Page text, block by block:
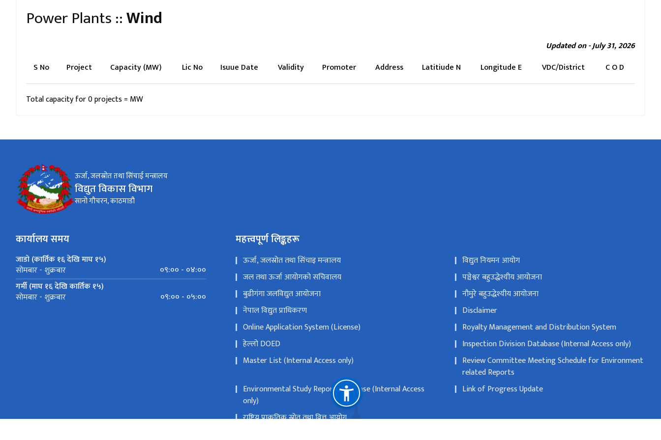
Power Plants ::Wind
Updated on - July 31, 2026
S No
Project Capacity (MW) Lic No Isuue Date Validity Promoter Address Latitiude N Longitude E VDC/District C O D
Total capacity for 0 projects = MW
ऊर्जा, जलस्रोत तथा सिंचाई मन्त्रालय
विद्युत विकास विभाग
सानो गौचरन, काठमाडौ
कार्यालय समय
जाडो (कार्तिक १६ देखि माघ १५)
सोमबार - शुक्रबार
०९:०० - ०४:००
गर्मी (माघ १६ देखि कार्तिक १५)
सोमबार - शुक्रबार ०९:०० - ०५:००
महत्त्वपूर्ण लिङ्कहरू
ऊर्जा, जलस्रोत तथा सिंचाइ मन्त्रालय
विद्युत नियमन आयोग
जल तथा ऊर्जा आयोगको सचिवालय
पञ्चेश्वर बहुउद्धेश्यीय आयोजना
बुढीगंगा जलविद्युत आयोजना
नौमुरे बहुउद्धेश्यीय आयोजना
नेपाल विद्युत प्राधिकरण
Disclaimer
Online Application System (License)
Royalty Management and Distribution System
हेल्लो DOED
Inspection Division Database (Internal Access only)
Master List (Internal Access only)
Review Committee Meeting Schedule for Environment
related Reports
Environmental Study Report Database (Internal Access
only)
Link of Progress Update
राष्ट्रिय प्राकृतिक स्रोत तथा वित्त आयोग